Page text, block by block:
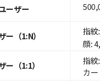
ーザー
ー（1:N）
ー（1:1）
指紋
顔:
指紋
カ